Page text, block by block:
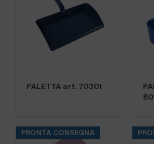
PALETTA art. 70301
PRONTA CONSEGNA